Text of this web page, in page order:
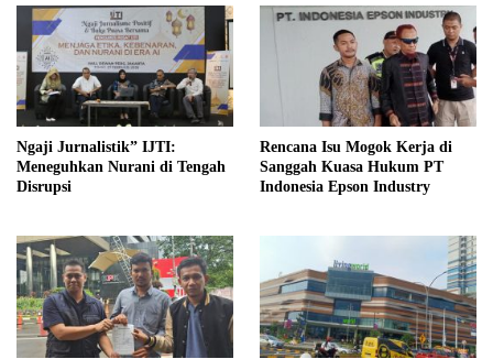
Ngaji Jurnalistik” IJTI:
Meneguhkan Nurani di Tengah
Disrupsi
Rencana Isu Mogok Kerja di
Sanggah Kuasa Hukum PT
Indonesia Epson Industry